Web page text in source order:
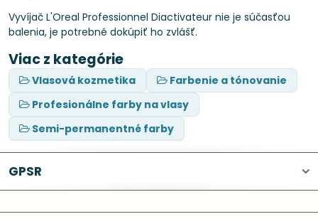
Vyvíjač L'Oreal Professionnel Diactivateur nie je súčasťou
balenia, je potrebné dokúpiť ho zvlášť.
Viac z kategórie
Vlasová kozmetika
Farbenie a tónovanie
Profesionálne farby na vlasy
Semi-permanentné farby
GPSR